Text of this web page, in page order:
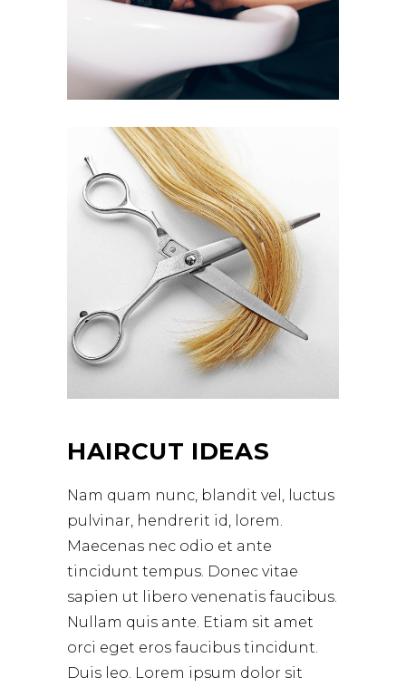
HAIRCUT IDEAS
Nam quam nunc, blandit vel, luctus
pulvinar, hendrerit id, lorem.
Maecenas nec odio et ante
tincidunt tempus. Donec vitae
sapien ut libero venenatis faucibus.
Nullam quis ante. Etiam sit amet
orci eget eros faucibus tincidunt.
Duis leo. Lorem ipsum dolor sit